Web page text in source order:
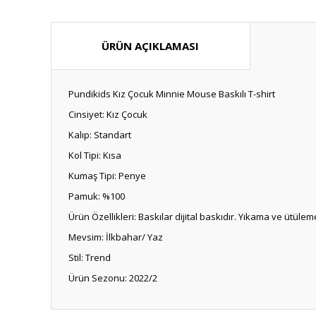
ÜRÜN AÇIKLAMASI
Pundikids Kız Çocuk Minnie Mouse Baskılı T-shirt
Cinsiyet: Kız Çocuk
Kalıp: Standart
Kol Tipi: Kısa
Kumaş Tipi: Penye
Pamuk: %100
Ürün Özellikleri: Baskılar dijital baskıdır. Yıkama ve
Mevsim: İlkbahar/ Yaz
Stil: Trend
Ürün Sezonu: 2022/2